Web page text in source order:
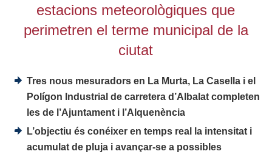
estacions meteorològiques que
perimetren el terme municipal de la
ciutat
Tres nous mesuradors en La Murta, La Casella i el
Polígon Industrial de carretera d’Albalat completen
les de l’Ajuntament i l’Alquenència
L’objectiu és conéixer en temps real la intensitat i
acumulat de pluja i avançar-se a possibles